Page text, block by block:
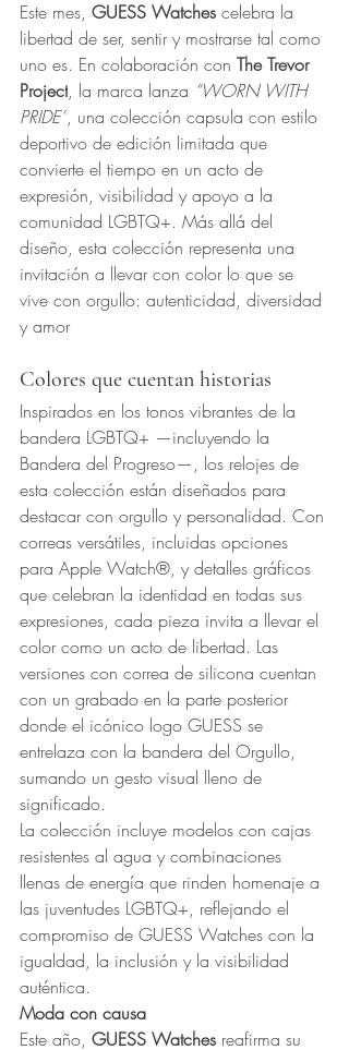
Este mes, GUESS Watches celebra la
libertad de ser, sentir y mostrarse tal como
uno es. En colaboración con The Trevor
Project, la marca lanza “WORN WITH
PRIDE”, una colección capsula con estilo
deportivo de edición limitada que
convierte el tiempo en un acto de
expresión, visibilidad y apoyo a la
comunidad LGBTQ+. Más allá del
diseño, esta colección representa una
invitación a llevar con color lo que se
vive con orgullo: autenticidad, diversidad
y amor
Colores que cuentan historias
Inspirados en los tonos vibrantes de la
bandera LGBTQ+ —incluyendo la
Bandera del Progreso—, los relojes de
esta colección están diseñados para
destacar con orgullo y personalidad. Con
correas versátiles, incluidas opciones
para Apple Watch®, y detalles gráficos
que celebran la identidad en todas sus
expresiones, cada pieza invita a llevar el
color como un acto de libertad. Las
versiones con correa de silicona cuentan
con un grabado en la parte posterior
donde el icónico logo GUESS se
entrelaza con la bandera del Orgullo,
sumando un gesto visual lleno de
significado.
La colección incluye modelos con cajas
resistentes al agua y combinaciones
llenas de energía que rinden homenaje a
las juventudes LGBTQ+, reflejando el
compromiso de GUESS Watches con la
igualdad, la inclusión y la visibilidad
auténtica.
Moda con causa
Este año, GUESS Watches reafirma su